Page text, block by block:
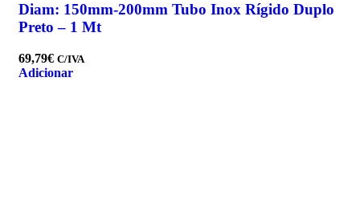
Diam: 150mm-200mm Tubo Inox Rígido Duplo
Preto – 1 Mt
69,79€ C/IVA
Adicionar